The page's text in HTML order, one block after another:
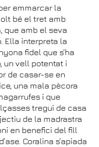
emmarcar la
bé el tret amb
que amb el seva
Ella interpreta la
fidel que s’ha
un vell potentat i
de casar-se en
una mala pècora
i que
tregui de casa
de la madrastra
en benefici del fill
Coralina s’apiada